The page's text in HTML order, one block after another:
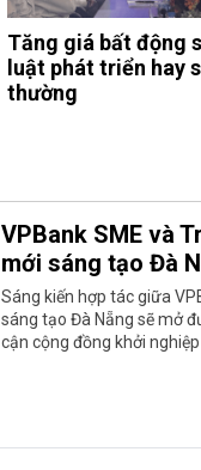
Tăng giá bất động
luật phát triển hay
thường
VPBank SME và
mới sáng tạo Đà
Sáng kiến hợp tác giữa
sáng tạo Đà Nẵng sẽ mở
cận cộng đồng khởi